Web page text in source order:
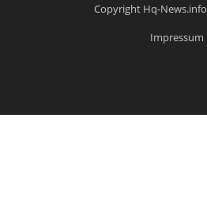
Copyright Hq-News.info
Impressum